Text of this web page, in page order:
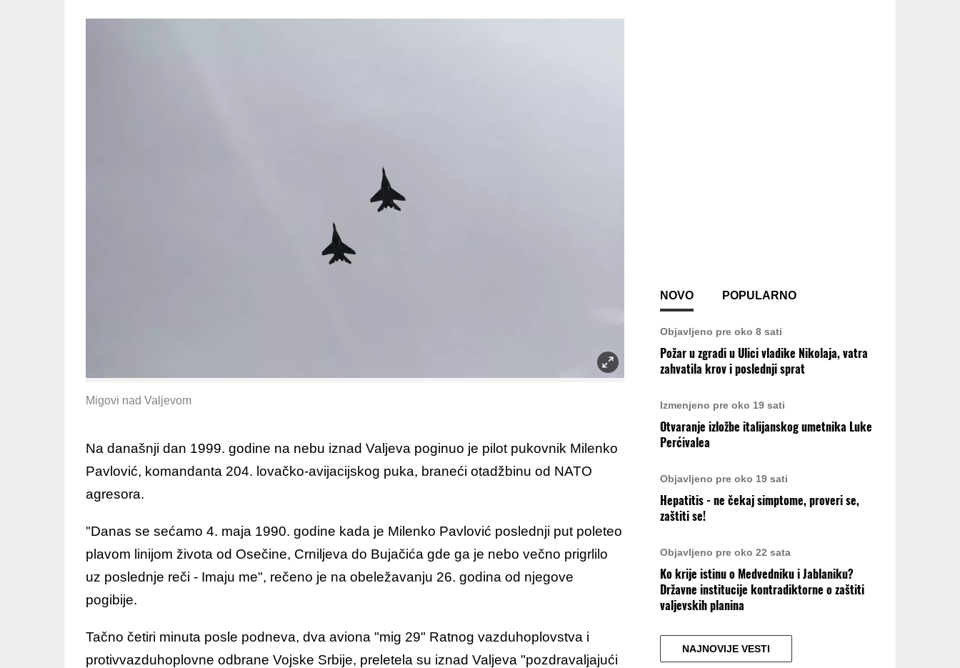
Migovi nad Valjevom
Na današnji dan 1999. godine na nebu iznad Valjeva poginuo je pilot pukovnik Milenko
Pavlović, komandanta 204. lovačko-avijacijskog puka, braneći otadžbinu od NATO
agresora.
"Danas se sećamo 4. maja 1990. godine kada je Milenko Pavlović poslednji put poleteo
plavom linijom života od Osečine, Crniljeva do Bujačića gde ga je nebo večno prigrlilo
uz poslednje reči - Imaju me", rečeno je na obeležavanju 26. godina od njegove
pogibije.
Tačno četiri minuta posle podneva, dva aviona "mig 29" Ratnog vazduhoplovstva i
protivvazduhoplovne odbrane Vojske Srbije, preletela su iznad Valjeva "pozdravaljajući
NOVO POPULARNO
Objavljeno pre oko 8 sati
Požar u zgradi u Ulici vladike Nikolaja, vatra
zahvatila krov i poslednji sprat
Izmenjeno pre oko 19 sati
Otvaranje izložbe italijanskog umetnika Luke
Perćivalea
Objavljeno pre oko 19 sati
Hepatitis - ne čekaj simptome, proveri se,
zaštiti se!
Objavljeno pre oko 22 sata
Ko krije istinu o Medvedniku i Jablaniku?
Državne institucije kontradiktorne o zaštiti
valjevskih planina
NAJNOVIJE VESTI